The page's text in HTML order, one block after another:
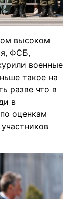
высоком
ФСБ,
военные
такое на
разве что в
в
оценкам